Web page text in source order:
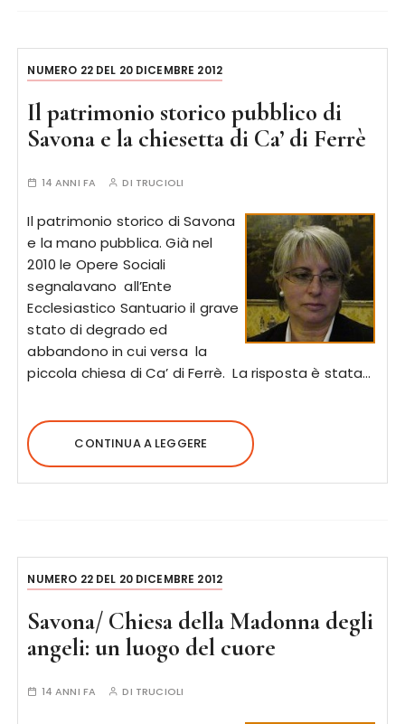
NUMERO 22 DEL 20 DICEMBRE 2012
Il patrimonio storico pubblico di
Savona e la chiesetta di Ca’ di Ferrè
14 ANNI FA DI TRUCIOLI
Il patrimonio storico di Savona
e la mano pubblica. Già nel
2010 le Opere Sociali
segnalavano all’Ente
Ecclesiastico Santuario il grave
stato di degrado ed
abbandono in cui versa la
piccola chiesa di Ca’ di Ferrè. La risposta è stata…
CONTINUA A LEGGERE
NUMERO 22 DEL 20 DICEMBRE 2012
Savona/ Chiesa della Madonna degli
angeli: un luogo del cuore
14 ANNI FA DI TRUCIOLI